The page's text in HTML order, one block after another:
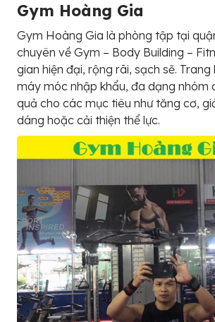
Gym Hoàng Gia
Gym Hoàng Gia là phòng tập tại
chuyên về Gym – Body Building –
gian hiện đại, rộng rãi, sạch sẽ.
máy móc nhập khẩu, đa dạng nhóm
quả cho các mục tiêu như tăng cơ,
dáng hoặc cải thiện thể lực.